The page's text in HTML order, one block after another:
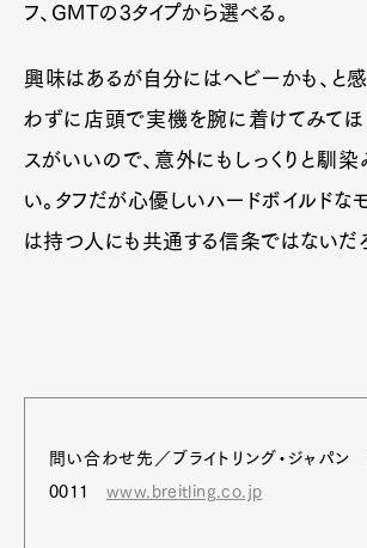
フ、GMTの3タイプから選べる。
興味はあるが自分にはヘビーかも、と
わずに店頭で実機を腕に着けてみてほ
スがいいので、意外にもしっくりと馴
い。タフだが心優しいハードボイルドな
は持つ人にも共通する信条ではないだろ
問い合わせ先／ブライトリング・ジャパ
0011 www.breitling.co.jp